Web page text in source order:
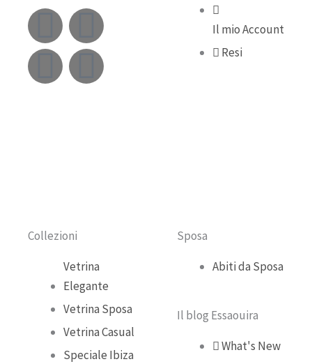
F
a
c
o
I
n
s
a
m
Y
o
u
e
T
i
k
Il mio Account
Resi
Collezioni
Vetrina
Elegante
Vetrina Sposa
Vetrina Casual
Speciale Ibiza
Sposa
Abiti da Sposa
Il blog Essaouira
What's New